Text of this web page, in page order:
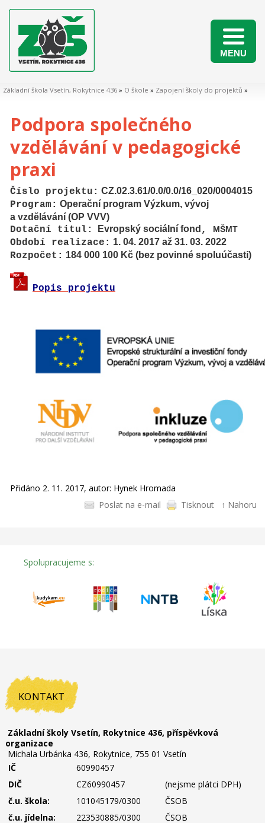
MENU
Základní škola Vsetín, Rokytnice 436 » O škole » Zapojení školy do projektů »
Podpora společného
vzdělávání v pedagogické
praxi
Číslo projektu: CZ.02.3.61/0.0/0.0/16_020/0004015
Program : Operační program Výzkum, vývoj
a vzdělávání (OP VVV)
Dotační titul: Evropský sociální fond , MŠMT
Období realizace: 1. 04. 2017 až 31. 03. 2022
Rozpočet: 184 000 100 Kč (bez povinné spoluúčasti)
Popis projektu
Přidáno 2. 11. 2017, autor: Hynek Hromada
Poslat na e-mail
Tisknout ↑ Nahoru
Spolupracujeme s:
KONTAKT
Základní školy Vsetín, Rokytnice 436, příspěvková
organizace
Michala Urbánka 436, Rokytnice, 755 01 Vsetín
IČ
60990457
DIČ
CZ60990457
(nejsme plátci DPH)
č.u. škola:
101045179/0300
ČSOB
č.u. jídelna:
223530885/0300 ČSOB